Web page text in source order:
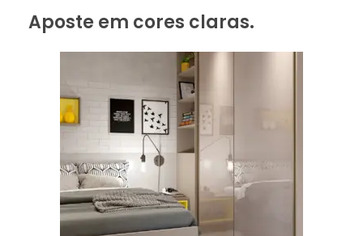
Aposte em cores claras.